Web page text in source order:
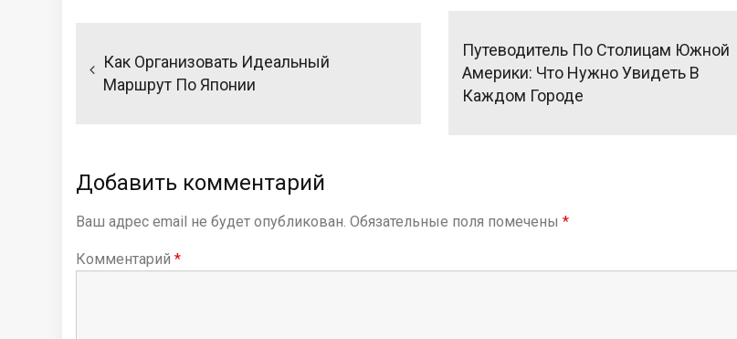
в
а
ц
и
я
Как Организовать Идеальный
Маршрут По Японии
Путеводитель По Столицам Южной
Америки: Что Нужно Увидеть В
Каждом Городе
Добавить комментарий
Ваш адрес email не будет опубликован. Обязательные поля помечены *
Комментарий *